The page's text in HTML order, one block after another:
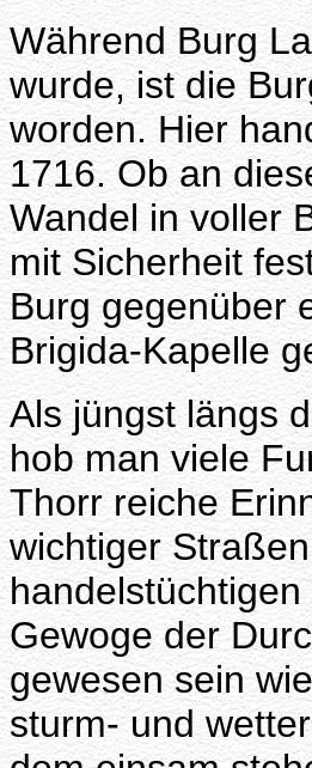
Während Burg
wurde, ist die
worden. Hier
1716. Ob an
Wandel in voller
mit Sicherheit
Burg gegenüber
Brigida-Kapelle
Als jüngst längs
hob man viele
Thorr reiche
wichtiger
Gewoge der
gewesen sein
sturm- und